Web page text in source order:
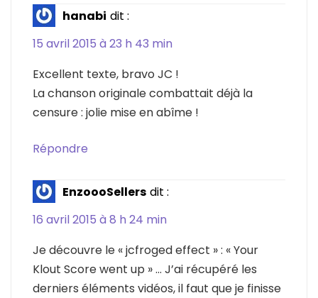
hanabi dit :
15 avril 2015 à 23 h 43 min
Excellent texte, bravo JC !
La chanson originale combattait déjà la
censure : jolie mise en abîme !
Répondre
EnzoooSellers dit :
16 avril 2015 à 8 h 24 min
Je découvre le « jcfroged effect » : « Your
Klout Score went up » … J’ai récupéré les
derniers éléments vidéos, il faut que je finisse